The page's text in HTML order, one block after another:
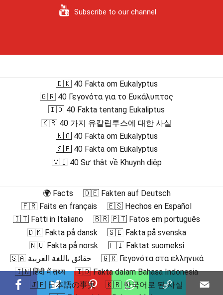
Subscribe to our channel
🇩🇰 40 Fakta om Eukalyptus
🇬🇷 40 Γεγονότα για το Ευκάλυπτος
🇮🇩 40 Fakta tentang Eukaliptus
🇰🇷 40 가지 유칼립투스에 대한 사실
🇳🇴 40 Fakta om Eukalyptus
🇸🇪 40 Fakta om Eukalyptus
🇻🇮 40 Sự thật về Khuynh diệp
🌍 Facts
🇩🇪 Fakten auf Deutsch
🇫🇷 Faits en français
🇪🇸 Hechos en Español
🇮🇹 Fatti in Italiano
🇧🇷 🇵🇹 Fatos em português
🇩🇰 Fakta på dansk
🇸🇪 Fakta på svenska
🇳🇴 Fakta på norsk
🇫🇮 Faktat suomeksi
🇸🇦 حقائق باللغة العربية
🇬🇷 Γεγονότα στα ελληνικά
🇮🇳 हिंदी में तथ्य
🇮🇩 Fakta dalam Bahasa Indonesia
🇯🇵 日本語の事実
🇰🇷 한국어로 된 사실